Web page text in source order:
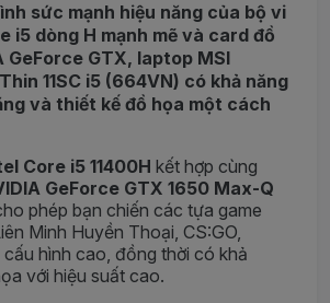
sức mạnh hiệu năng của bộ vi
i5 dòng H mạnh mẽ và card đồ
GeForce GTX, laptop MSI
11SC i5 (664VN) có khả năng
và thiết kế đồ họa một cách
Core i5 11400H kết hợp cùng
GeForce GTX 1650 Max-Q
phép bạn chiến các tựa game
Minh Huyền Thoại, CS:GO,
cấu hình cao, đồng thời có khả
với hiệu suất cao.